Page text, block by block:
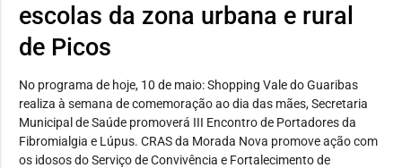
escolas da zona urbana e rural
de Picos
No programa de hoje, 10 de maio: Shopping Vale do Guaribas
realiza à semana de comemoração ao dia das mães, Secretaria
Municipal de Saúde promoverá III Encontro de Portadores da
Fibromialgia e Lúpus. CRAS da Morada Nova promove ação com
os idosos do Serviço de Convivência e Fortalecimento de